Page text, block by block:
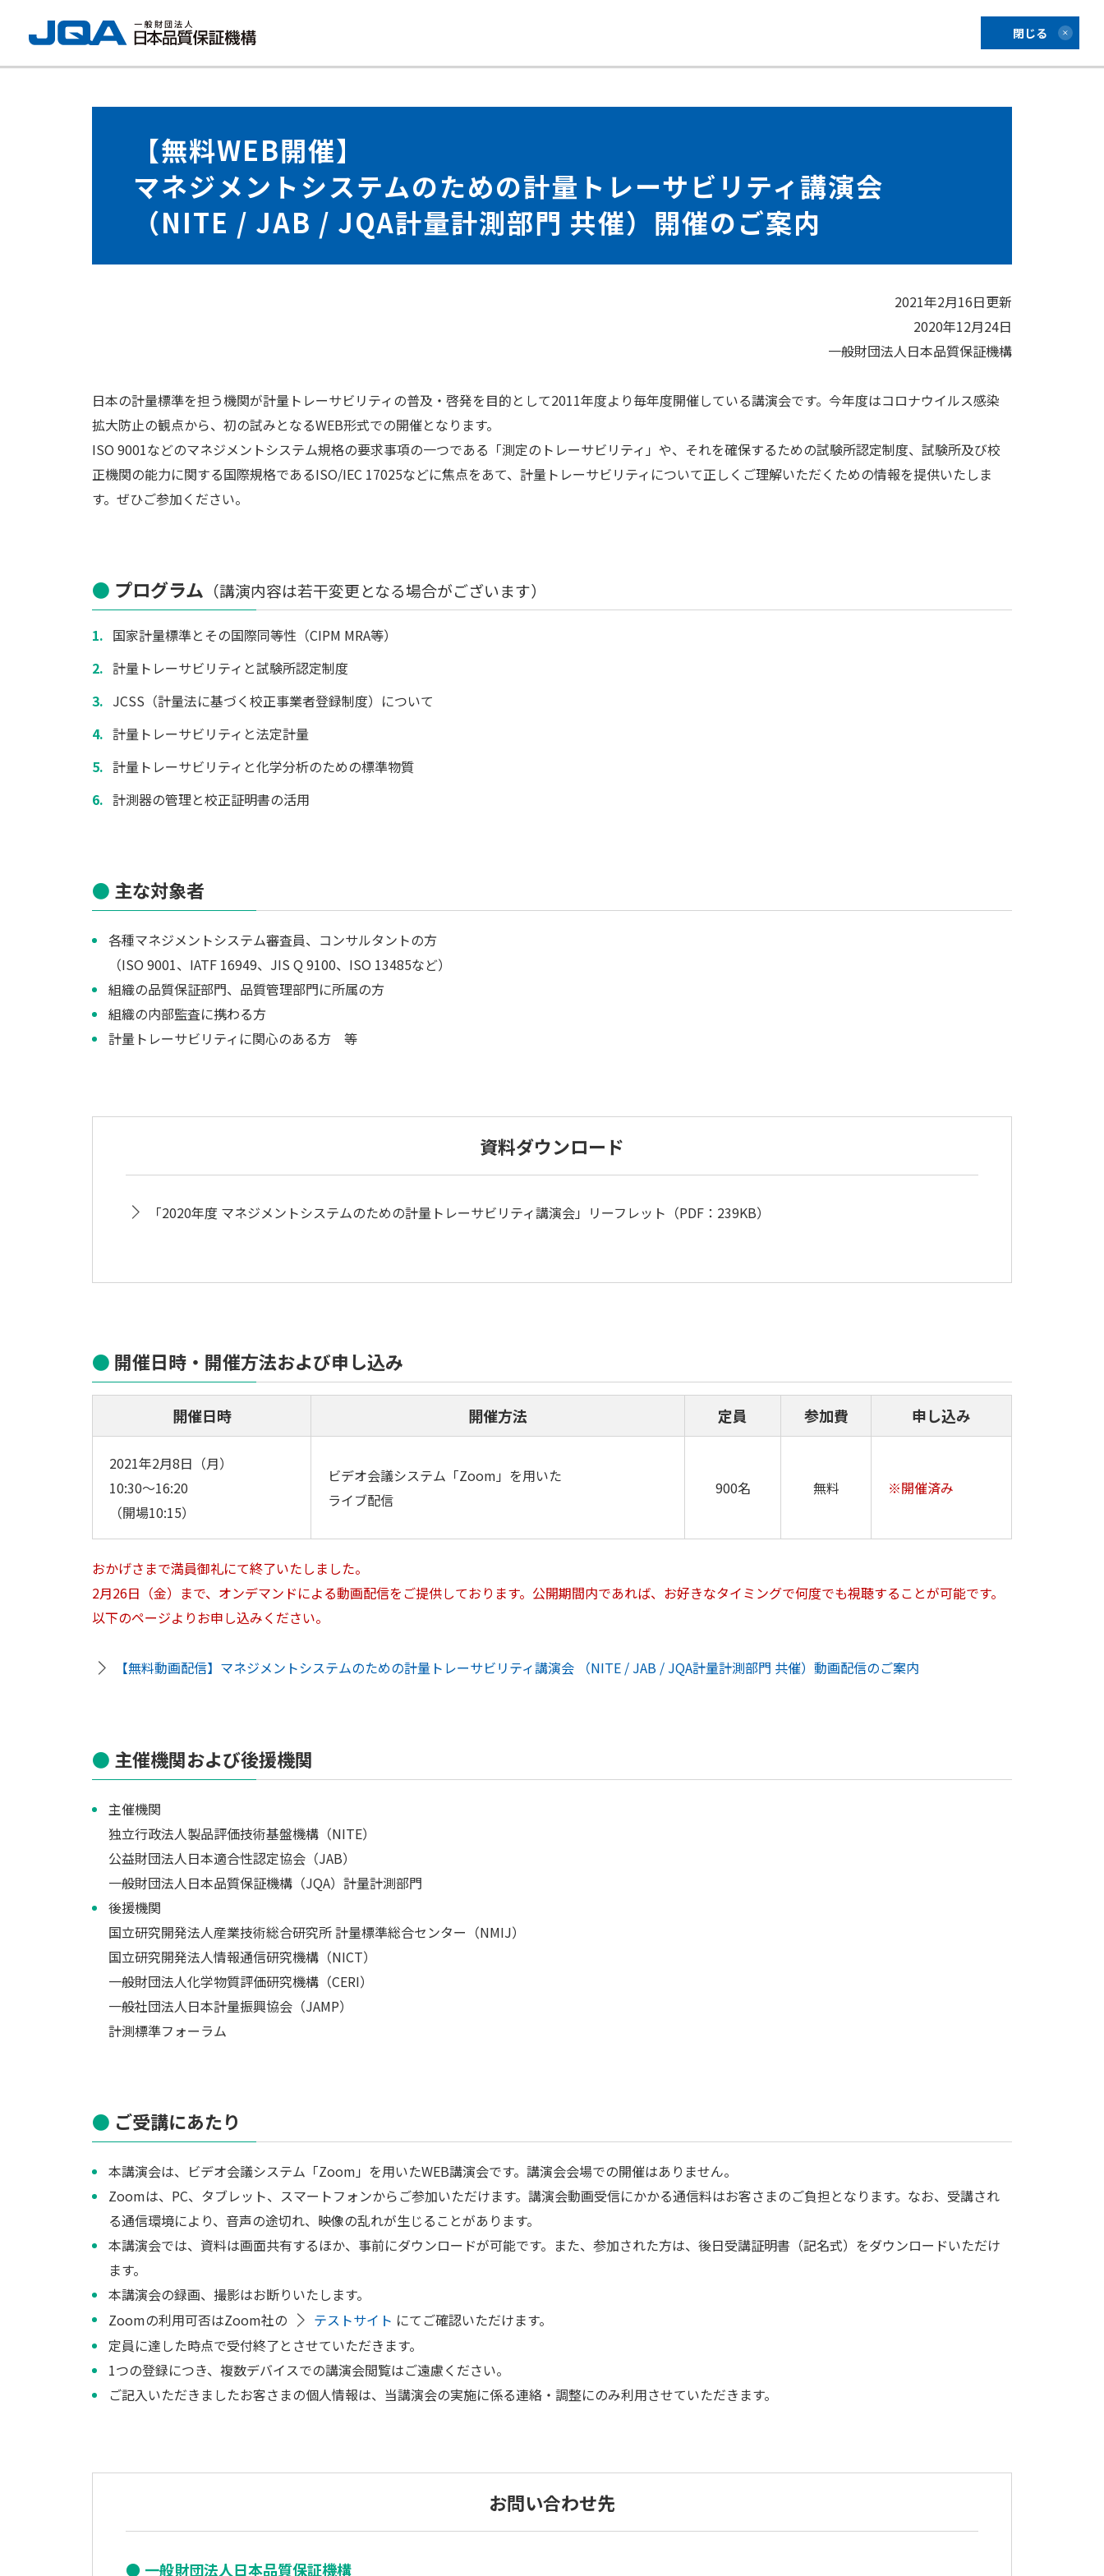
閉じる
【無料WEB開催】
マネジメントシステムのための計量トレーサビリティ講演会
（NITE / JAB / JQA計量計測部門 共催）開催のご案内
2021年2月16日更新
2020年12月24日
一般財団法人日本品質保証機構
日本の計量標準を担う機関が計量トレーサビリティの普及・啓発を目的として2011年度より毎年度開催している講演会です。今年度はコロナウイルス感染
拡大防止の観点から、初の試みとなるWEB形式での開催となります。
ISO 9001などのマネジメントシステム規格の要求事項の一つである「測定のトレーサビリティ」や、それを確保するための試験所認定制度、試験所及び校
正機関の能力に関する国際規格であるISO/IEC 17025などに焦点をあて、計量トレーサビリティについて正しくご理解いただくための情報を提供いたしま
す。ぜひご参加ください。
プログラム （講演内容は若干変更となる場合がございます）
国家計量標準とその国際同等性（CIPM MRA等）
計量トレーサビリティと試験所認定制度
JCSS（計量法に基づく校正事業者登録制度）について
計量トレーサビリティと法定計量
計量トレーサビリティと化学分析のための標準物質
計測器の管理と校正証明書の活用
主な対象者
各種マネジメントシステム審査員、コンサルタントの方
（ISO 9001、IATF 16949、JIS Q 9100、ISO 13485など）
組織の品質保証部門、品質管理部門に所属の方
組織の内部監査に携わる方
計量トレーサビリティに関心のある方 等
資料ダウンロード
「2020年度 マネジメントシステムのための計量トレーサビリティ講演会」リーフレット（PDF：239KB）
開催日時・開催方法および申し込み
開催日時 開催方法 定員 参加費 申し込み
2021年2月8日（月）
10:30～16:20
（開場10:15）
ビデオ会議システム「Zoom」を用いた
ライブ配信
900名 無料 ※開催済み
おかげさまで満員御礼にて終了いたしました。
2月26日（金）まで、オンデマンドによる動画配信をご提供しております。公開期間内であれば、お好きなタイミングで何度でも視聴することが可能です。
以下のページよりお申し込みください。
【無料動画配信】マネジメントシステムのための計量トレーサビリティ講演会 （NITE / JAB / JQA計量計測部門 共催）動画配信のご案内
主催機関および後援機関
主催機関
独立行政法人製品評価技術基盤機構（NITE）
公益財団法人日本適合性認定協会（JAB）
一般財団法人日本品質保証機構（JQA）計量計測部門
後援機関
国立研究開発法人産業技術総合研究所 計量標準総合センター（NMIJ）
国立研究開発法人情報通信研究機構（NICT）
一般財団法人化学物質評価研究機構（CERI）
一般社団法人日本計量振興協会（JAMP）
計測標準フォーラム
ご受講にあたり
本講演会は、ビデオ会議システム「Zoom」を用いたWEB講演会です。講演会会場での開催はありません。
Zoomは、PC、タブレット、スマートフォンからご参加いただけます。講演会動画受信にかかる通信料はお客さまのご負担となります。なお、受講され
る通信環境により、音声の途切れ、映像の乱れが生じることがあります。
本講演会では、資料は画面共有するほか、事前にダウンロードが可能です。また、参加された方は、後日受講証明書（記名式）をダウンロードいただけ
ます。
本講演会の録画、撮影はお断りいたします。
Zoomの利用可否はZoom社の
テストサイト にてご確認いただけます。
定員に達した時点で受付終了とさせていただきます。
1つの登録につき、複数デバイスでの講演会閲覧はご遠慮ください。
ご記入いただきましたお客さまの個人情報は、当講演会の実施に係る連絡・調整にのみ利用させていただきます。
お問い合わせ先
一般財団法人日本品質保証機構